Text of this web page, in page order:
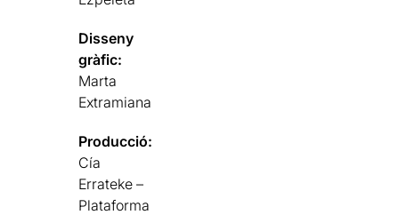
Disseny
gràfic:
Marta
Extramiana
Producció:
Cía
Errateke –
Plataforma